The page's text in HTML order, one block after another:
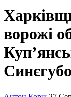
ворожі